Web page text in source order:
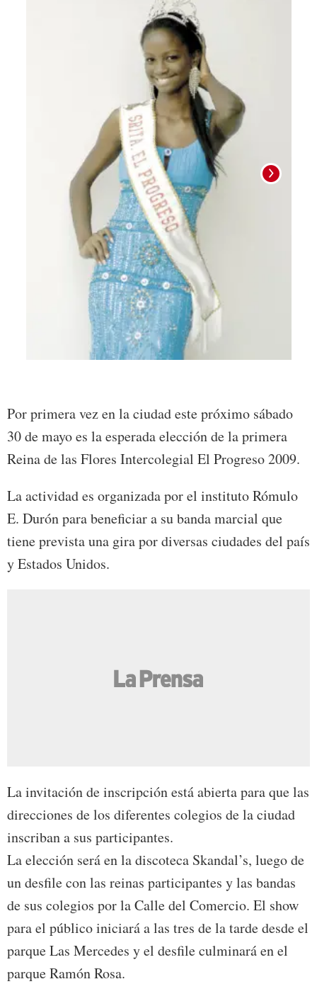
Por primera vez en la ciudad este próximo sábado
30 de mayo es la esperada elección de la primera
Reina de las Flores Intercolegial El Progreso 2009.
La actividad es organizada por el instituto Rómulo
E. Durón para beneficiar a su banda marcial que
tiene prevista una gira por diversas ciudades del país
y Estados Unidos.
La invitación de inscripción está abierta para que las
direcciones de los diferentes colegios de la ciudad
inscriban a sus participantes.
La elección será en la discoteca Skandal’s, luego de
un desfile con las reinas participantes y las bandas
de sus colegios por la Calle del Comercio. El show
para el público iniciará a las tres de la tarde desde el
parque Las Mercedes y el desfile culminará en el
parque Ramón Rosa.